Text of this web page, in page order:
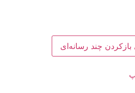
بازکردن چند رسانه‌ای